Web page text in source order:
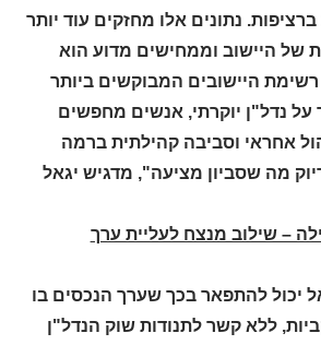
נתונים אלו מחזקים עוד יותר
של היישוב וממחישים מדוע הוא
היישובים המבוקשים ביותר
נדל"ן יוקרתי, אנשים מחפשים
אחראי וסביבה קהילתית ברמה
מה שסביון מציעה", מדגיש יגאל
– שילוב מנצח לעליית ערך
יכול להתפאר בכך שערך הנכסים בו
ללא קשר לתנודות שוק הנדל"ן